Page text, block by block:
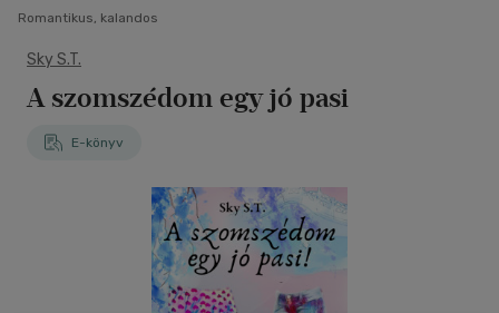
Romantikus, kalandos
Sky S.T.
A szomszédom egy jó pasi
E-könyv